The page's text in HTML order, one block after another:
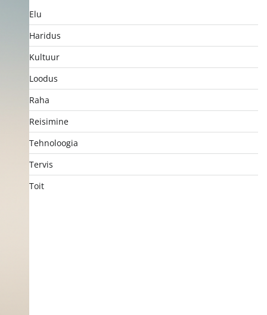
Elu
Haridus
Kultuur
Loodus
Raha
Reisimine
Tehnoloogia
Tervis
Toit